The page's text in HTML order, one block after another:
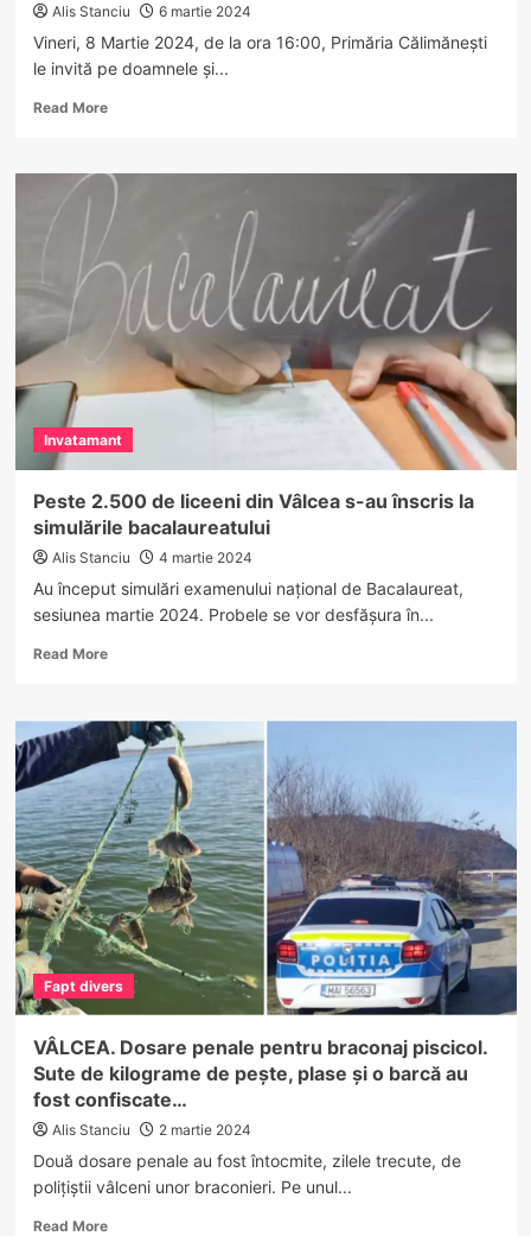
Alis Stanciu 6 martie 2024
Vineri, 8 Martie 2024, de la ora 16:00, Primăria Călimănești
le invită pe doamnele și...
Read MoreRead
Spectacol
Ziua
Femeii,
la
Casa
de
cultură
Florin
Zamfirescu
din
Invatamant
Peste 2.500 de liceeni din Vâlcea s-au înscris la
simulările bacalaureatului
Alis Stanciu 4 martie 2024
Au început simulări examenului național de Bacalaureat,
sesiunea martie 2024. Probele se vor desfășura în...
Read MoreRead
Peste
2.500
de
liceeni
din
Vâlcea
s-
au
înscris
la
simulările
bacalaureatului
Fapt divers
VÂLCEA. Dosare penale pentru braconaj piscicol.
Sute de kilograme de pește, plase și o barcă au
fost confiscate…
Alis Stanciu 2 martie 2024
Două dosare penale au fost întocmite, zilele trecute, de
polițiștii vâlceni unor braconieri. Pe unul...
Read MoreRead